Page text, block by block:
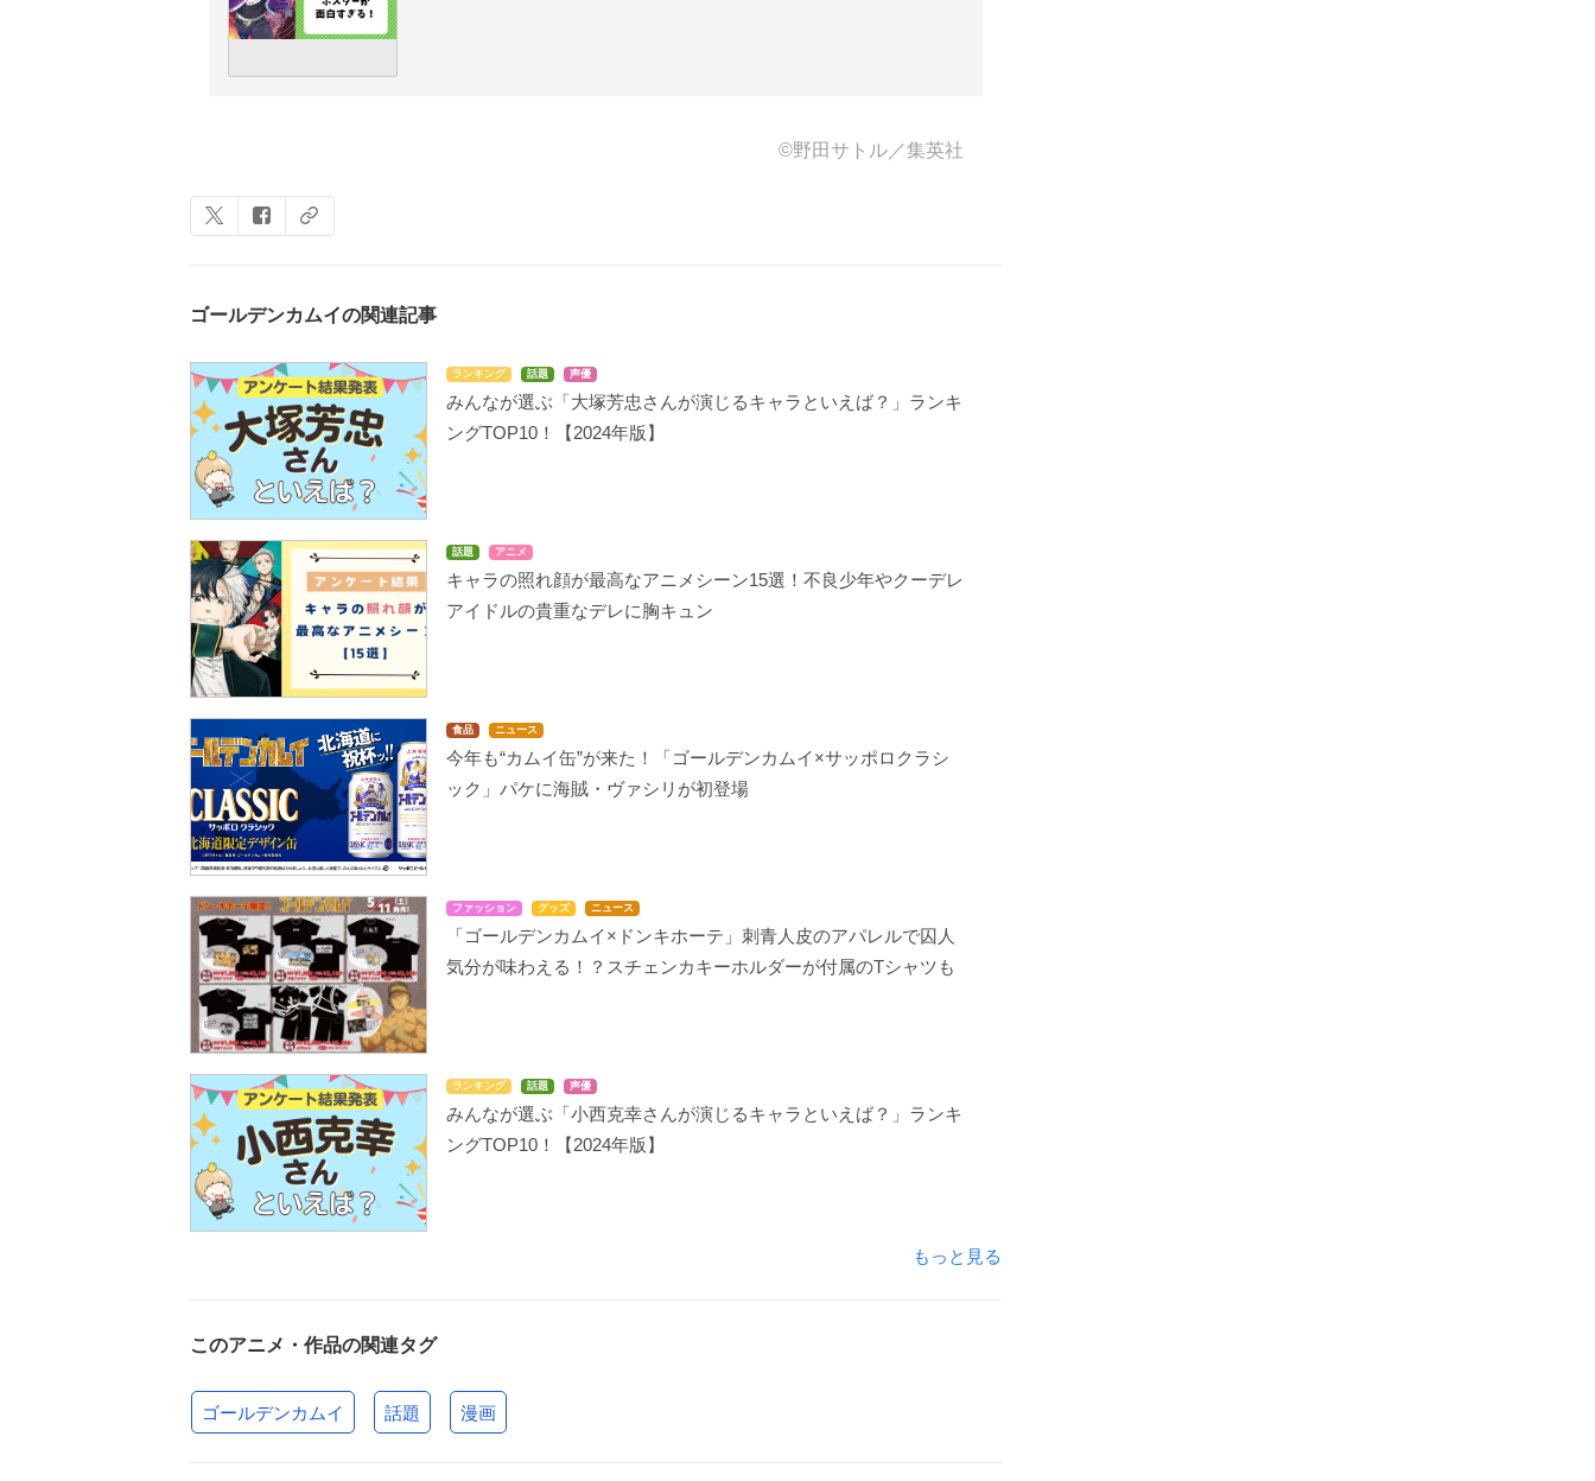
©野田サトル／集英社
ゴールデンカムイの関連記事
ランキング 話題 声優
みんなが選ぶ「大塚芳忠さんが演じるキャラといえば？」ランキ
ングTOP10！【2024年版】
話題 アニメ
キャラの照れ顔が最高なアニメシーン15選！不良少年やクーデレ
アイドルの貴重なデレに胸キュン
食品 ニュース
今年も“カムイ缶”が来た！「ゴールデンカムイ×サッポロクラシ
ック」パケに海賊・ヴァシリが初登場
ファッション グッズ ニュース
「ゴールデンカムイ×ドンキホーテ」刺青人皮のアパレルで囚人
気分が味わえる！？スチェンカキーホルダーが付属のTシャツも
ランキング 話題 声優
みんなが選ぶ「小西克幸さんが演じるキャラといえば？」ランキ
ングTOP10！【2024年版】
もっと見る
このアニメ・作品の関連タグ
ゴールデンカムイ 話題 漫画